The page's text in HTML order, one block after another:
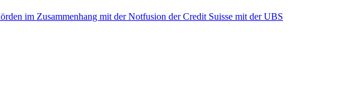
im Zusammenhang mit der Notfusion der Credit Suisse mit der UBS